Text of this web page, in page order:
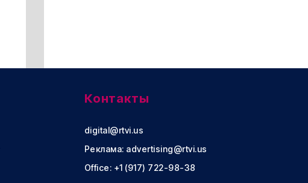
Контакты
digital@rtvi.us
Реклама: advertising@rtvi.us
Office: +1 (917) 722-98-38